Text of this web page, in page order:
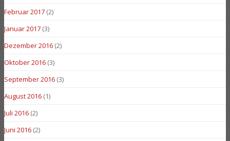
Februar 2017 (2)
Januar 2017 (3)
Dezember 2016 (2)
Oktober 2016 (3)
September 2016 (3)
August 2016 (1)
Juli 2016 (2)
Juni 2016 (2)